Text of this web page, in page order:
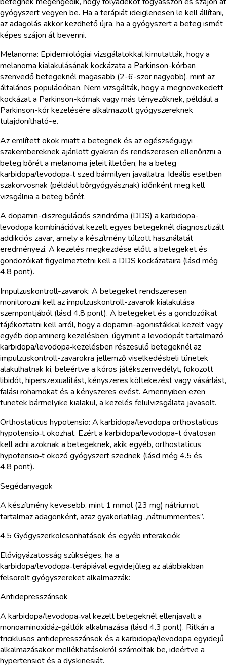
gyógyszert vegyen be. Ha a terápiát ideiglenesen le kell állítani,
az adagolás akkor kezdhető újra, ha a gyógyszert a beteg ismét
képes szájon át bevenni.
Melanoma: Epidemiológiai vizsgálatokkal kimutatták, hogy a
melanoma kialakulásának kockázata a Parkinson-kórban
szenvedő betegeknél magasabb (2-6-szor nagyobb), mint az
általános populációban. Nem vizsgálták, hogy a megnövekedett
kockázat a Parkinson-kórnak vagy más tényezőknek, például a
Parkinson-kór kezelésére alkalmazott gyógyszereknek
tulajdonítható-e.
Az említett okok miatt a betegnek és az egészségügyi
szakembereknek ajánlott gyakran és rendszeresen ellenőrizni a
beteg bőrét a melanoma jeleit illetően, ha a beteg
karbidopa/levodopa‑t szed bármilyen javallatra. Ideális esetben
szakorvosnak (például bőrgyógyásznak) időnként meg kell
vizsgálnia a beteg bőrét.
A dopamin-diszregulációs szindróma (DDS) a karbidopa-
levodopa kombinációval kezelt egyes betegeknél diagnosztizált
addikciós zavar, amely a készítmény túlzott használatát
eredményezi. A kezelés megkezdése előtt a betegeket és
gondozóikat figyelmeztetni kell a DDS kockázataira (lásd még
4.8 pont).
Impulzuskontroll-zavarok: A betegeket rendszeresen
monitorozni kell az impulzuskontroll-zavarok kialakulása
szempontjából (lásd 4.8 pont). A betegeket és a gondozóikat
tájékoztatni kell arról, hogy a dopamin-agonistákkal kezelt vagy
egyéb dopaminerg kezelésben, úgymint a levodopát tartalmazó
karbidopa/levodopa‑kezelésben részesülő betegeknél az
impulzuskontroll-zavarokra jellemző viselkedésbeli tünetek
alakulhatnak ki, beleértve a kóros játékszenvedélyt, fokozott
libidót, hiperszexualitást, kényszeres költekezést vagy vásárlást,
falási rohamokat és a kényszeres evést. Amennyiben ezen
tünetek bármelyike kialakul, a kezelés felülvizsgálata javasolt.
Orthostaticus hypotensio: A karbidopa/levodopa orthostaticus
hypotensio‑t okozhat. Ezért a karbidopa/levodopa-t óvatosan
kell adni azoknak a betegeknek, akik egyéb, orthostaticus
hypotensio‑t okozó gyógyszert szednek (lásd még 4.5 és
4.8 pont).
Segédanyagok
A készítmény kevesebb, mint 1 mmol (23 mg) nátriumot
tartalmaz adagonként, azaz gyakorlatilag „nátriummentes”.
4.5 Gyógyszerkölcsönhatások és egyéb interakciók
Elővigyázatosság szükséges, ha a
karbidopa/levodopa‑terápiával egyidejűleg az alábbiakban
felsorolt gyógyszereket alkalmazzák:
Antidepresszánsok
A karbidopa/levodopa‑val kezelt betegeknél ellenjavalt a
monoaminoxidáz-gátlók alkalmazása (lásd 4.3 pont). Ritkán a
triciklusos antidepresszánsok és a karbidopa/levodopa egyidejű
alkalmazásakor mellékhatásokról számoltak be, ideértve a
hypertensiot és a dyskinesiát.